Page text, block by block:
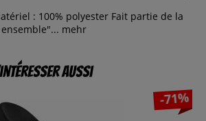
: 100% polyester Fait partie de la
mehr
aussi
-71%